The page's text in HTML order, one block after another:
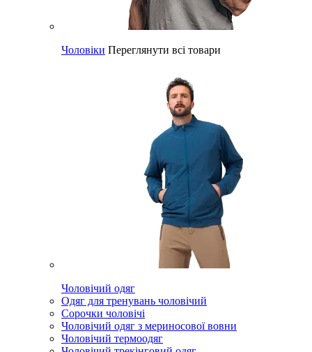
Чоловіки Переглянути всі товари
Чоловічий одяг
Одяг для тренувань чоловічий
Сорочки чоловічі
Чоловічий одяг з мериносової вовни
Чоловічий термоодяг